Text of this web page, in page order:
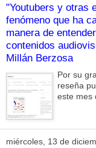
"Youtubers y otras
fenómeno que ha
manera de
contenidos
Millán Berzosa
Por su
reseña
este mes
miércoles, 13 de